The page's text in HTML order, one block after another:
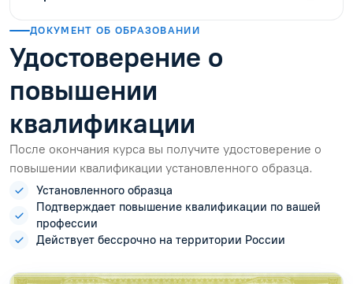
ДОКУМЕНТ ОБ ОБРАЗОВАНИИ
Удостоверение о
повышении
квалификации
После окончания курса вы получите удостоверение о
повышении квалификации установленного образца.
Установленного образца
Подтверждает повышение квалификации по вашей
профессии
Действует бессрочно на территории России